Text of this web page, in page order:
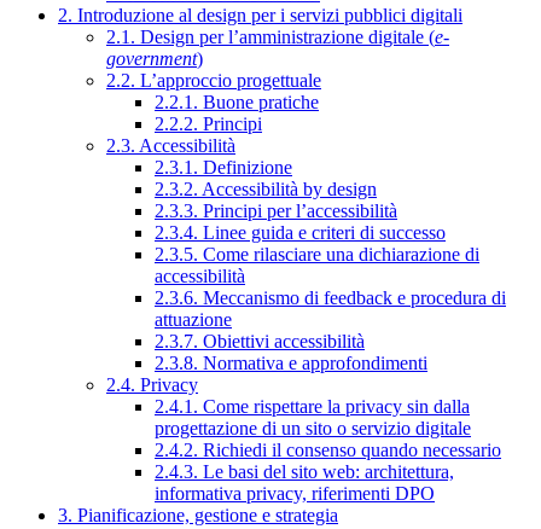
2. Introduzione al design per i servizi pubblici digitali
2.1. Design per l’amministrazione digitale (e-
government)
2.2. L’approccio progettuale
2.2.1. Buone pratiche
2.2.2. Principi
2.3. Accessibilità
2.3.1. Definizione
2.3.2. Accessibilità by design
2.3.3. Principi per l’accessibilità
2.3.4. Linee guida e criteri di successo
2.3.5. Come rilasciare una dichiarazione di
accessibilità
2.3.6. Meccanismo di feedback e procedura di
attuazione
2.3.7. Obiettivi accessibilità
2.3.8. Normativa e approfondimenti
2.4. Privacy
2.4.1. Come rispettare la privacy sin dalla
progettazione di un sito o servizio digitale
2.4.2. Richiedi il consenso quando necessario
2.4.3. Le basi del sito web: architettura,
informativa privacy, riferimenti DPO
3. Pianificazione, gestione e strategia